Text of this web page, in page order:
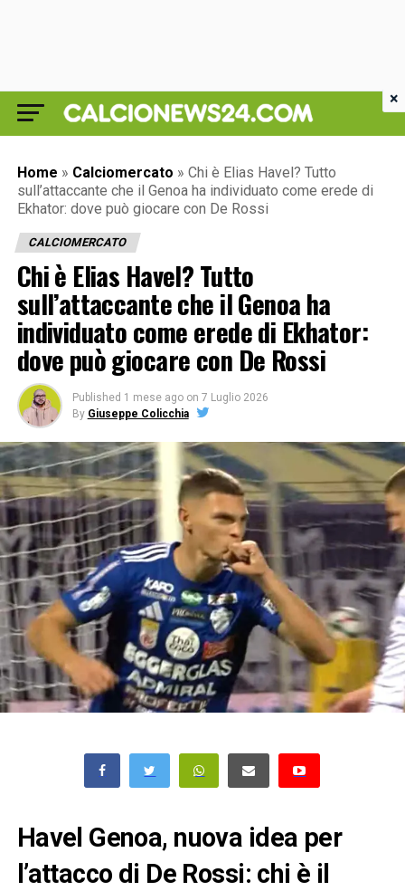
Home » Calciomercato » Chi è Elias Havel? Tutto
sull’attaccante che il Genoa ha individuato come erede di
Ekhator: dove può giocare con De Rossi
CALCIOMERCATO
Chi è Elias Havel? Tutto
sull’attaccante che il Genoa ha
individuato come erede di Ekhator:
dove può giocare con De Rossi
Published 1 mese ago on 7 Luglio 2026
By Giuseppe Colicchia
Havel Genoa, nuova idea per
l’attacco di De Rossi: chi è il
×